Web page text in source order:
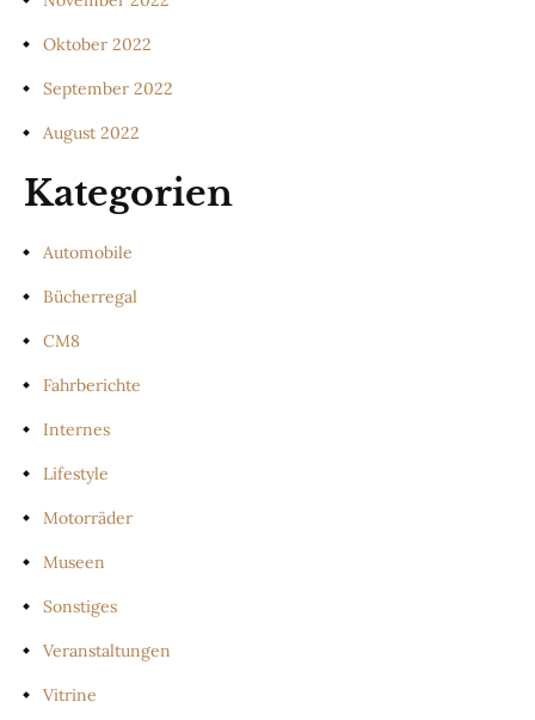
Oktober 2022
September 2022
August 2022
Kategorien
Automobile
Bücherregal
CM8
Fahrberichte
Internes
Lifestyle
Motorräder
Museen
Sonstiges
Veranstaltungen
Vitrine